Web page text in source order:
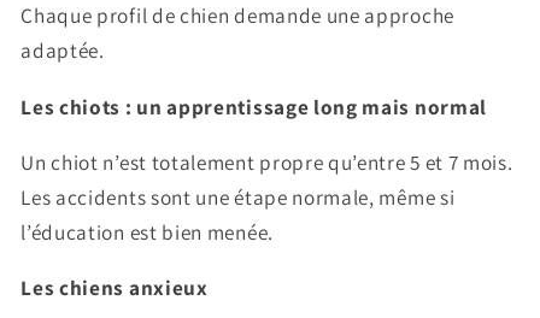
Chaque profil de chien demande une approche
adaptée.
Les chiots : un apprentissage long mais normal
Un chiot n’est totalement propre qu’entre 5 et 7 mois.
Les accidents sont une étape normale, même si
l’éducation est bien menée.
Les chiens anxieux